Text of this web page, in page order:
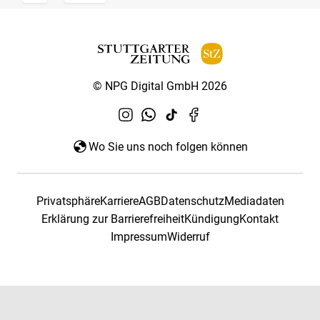
© NPG Digital GmbH 2026
Wo Sie uns noch folgen können
PrivatsphäreKarriereAGBDatenschutzMediadaten
Erklärung zur BarrierefreiheitKündigungKontakt
ImpressumWiderruf